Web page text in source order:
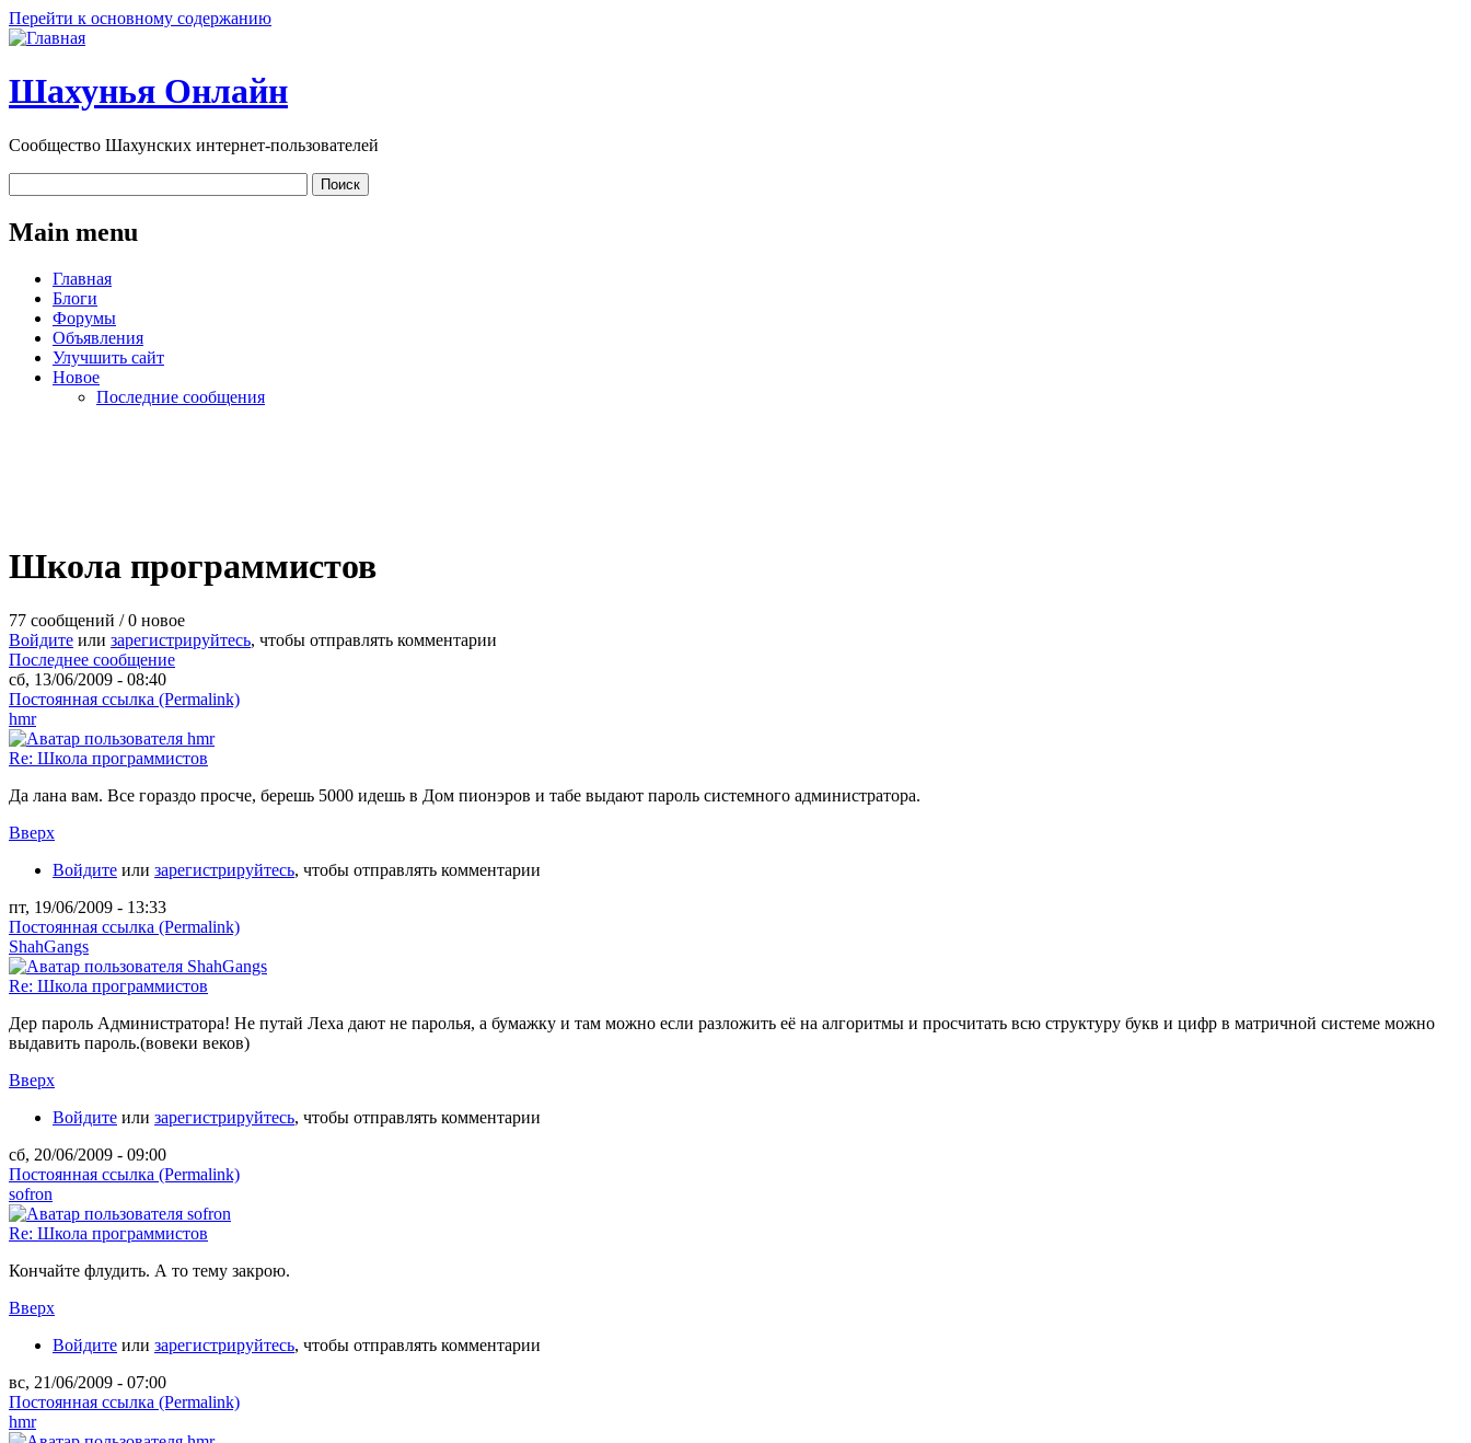
Перейти к основному содержанию
Шахунья Онлайн
Сообщество Шахунских интернет-пользователей
Main menu
Главная
Блоги
Форумы
Объявления
Улучшить сайт
Новое
Последние сообщения
Школа программистов
77 сообщений / 0 новое
Войдите или зарегистрируйтесь, чтобы отправлять комментарии
Последнее сообщение
сб, 13/06/2009 - 08:40
Постоянная ссылка (Permalink)
hmr
Re: Школа программистов
Да лана вам. Все гораздо просче, берешь 5000 идешь в Дом пионэров и табе выдают пароль системного администратора.
Вверх
Войдите или зарегистрируйтесь, чтобы отправлять комментарии
пт, 19/06/2009 - 13:33
Постоянная ссылка (Permalink)
ShahGangs
Re: Школа программистов
Дер пароль Администратора! Не путай Леха дают не паролья, а бумажку и там можно если разложить её на алгоритмы и просчитать всю структуру букв и цифр в матричной системе можно
выдавить пароль.(вовеки веков)
Вверх
Войдите или зарегистрируйтесь, чтобы отправлять комментарии
сб, 20/06/2009 - 09:00
Постоянная ссылка (Permalink)
sofron
Re: Школа программистов
Кончайте флудить. А то тему закрою.
Вверх
Войдите или зарегистрируйтесь, чтобы отправлять комментарии
вс, 21/06/2009 - 07:00
Постоянная ссылка (Permalink)
hmr